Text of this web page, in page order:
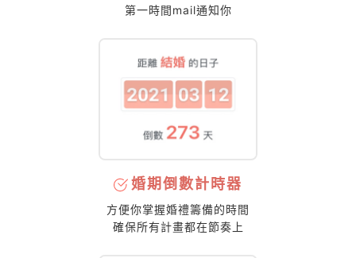
第一時間mail通知你
婚期倒數計時器
方便你掌握婚禮籌備的時間
確保所有計畫都在節奏上